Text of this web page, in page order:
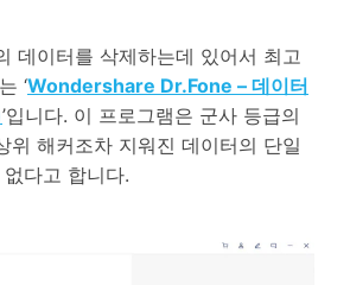
데이터를 삭제하는데 있어서 최고
‘Wondershare Dr.Fone – 데이터
’입니다. 이 프로그램은 군사 등급의
위 해커조차 지워진 데이터의 단일
다고 합니다.